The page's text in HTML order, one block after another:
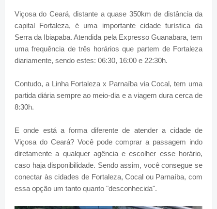
Viçosa do Ceará, distante a quase 350km de distância da
capital Fortaleza, é uma importante cidade turística da
Serra da Ibiapaba. Atendida pela Expresso Guanabara, tem
uma frequência de três horários que partem de Fortaleza
diariamente, sendo estes: 06:30, 16:00 e 22:30h.
Contudo, a Linha Fortaleza x Parnaíba via Cocal, tem uma
partida diária sempre ao meio-dia e a viagem dura cerca de
8:30h.
E onde está a forma diferente de atender a cidade de
Viçosa do Ceará? Você pode comprar a passagem indo
diretamente a qualquer agência e escolher esse horário,
caso haja disponibilidade. Sendo assim, você consegue se
conectar às cidades de Fortaleza, Cocal ou Parnaíba, com
essa opção um tanto quanto "desconhecida".